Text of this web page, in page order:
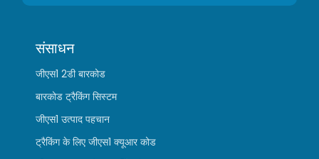
संसाधन
जीएस1 2डी बारकोड
बारकोड ट्रैकिंग सिस्टम
जीएस1 उत्पाद पहचान
ट्रैकिंग के लिए जीएस1 क्यूआर कोड